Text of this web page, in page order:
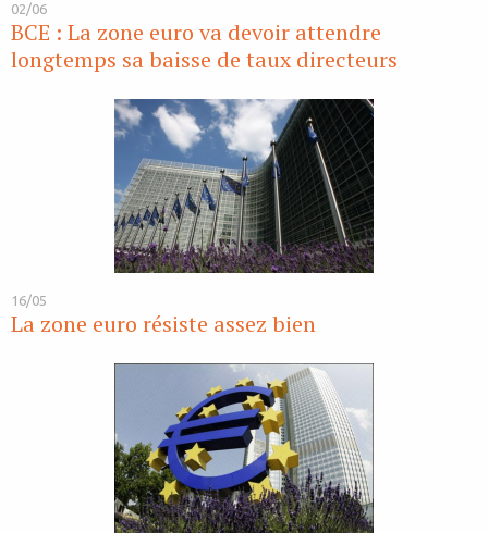
02/06
BCE : La zone euro va devoir attendre
longtemps sa baisse de taux directeurs
16/05
La zone euro résiste assez bien